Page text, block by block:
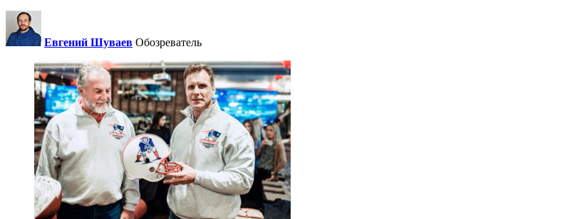
Евгений Шуваев Обозреватель